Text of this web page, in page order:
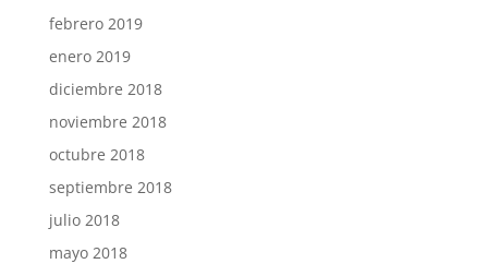
febrero 2019
enero 2019
diciembre 2018
noviembre 2018
octubre 2018
septiembre 2018
julio 2018
mayo 2018